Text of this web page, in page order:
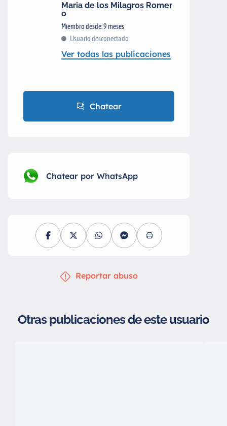
Maria de los Milagros Romer
o
Miembro desde: 9 meses
Usuario desconectado
Ver todas las publicaciones
Chatear
Chatear por WhatsApp
Reportar abuso
Otras publicaciones de este usuario